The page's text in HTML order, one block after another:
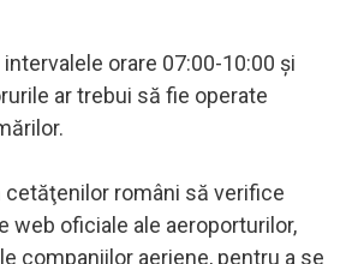
orare 07:00-10:00 şi
ar trebui să fie operate
cetăţenilor români să verifice
web oficiale ale aeroporturilor,
companiilor aeriene, pentru a se